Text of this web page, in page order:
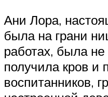
Ани Лора,
была на грани
работах, была
получила кров и
воспитанников,